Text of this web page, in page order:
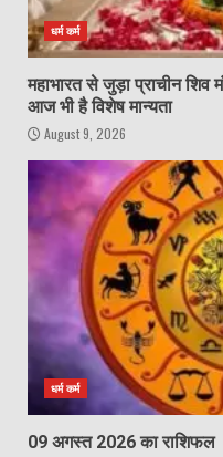
धर्म कर्म
महाभारत से जुड़ा प्राचीन शिव
आज भी है विशेष मान्यता
August 9, 2026
धर्म कर्म
09 अगस्त 2026 का राशिफल